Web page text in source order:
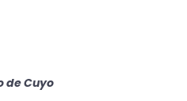
de Cuyo